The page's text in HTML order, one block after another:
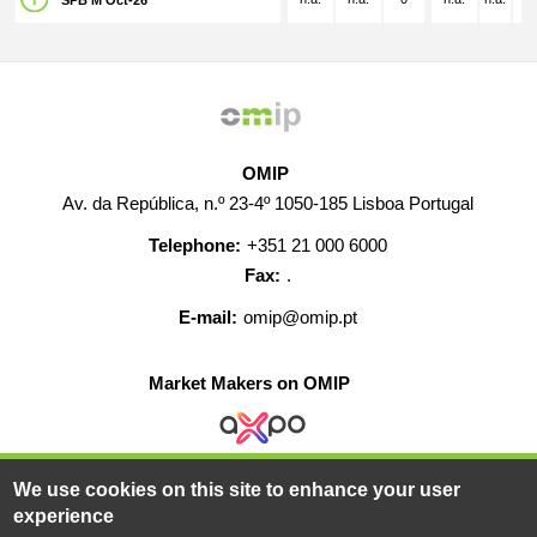
OMIP
Av. da República, n.º 23-4º 1050-185 Lisboa Portugal
Telephone: +351 21 000 6000
Fax: .
E-mail: omip@omip.pt
Market Makers on OMIP
HELP CONTACT CAREERS
WEB MAP
We use cookies on this site to enhance your user
experience